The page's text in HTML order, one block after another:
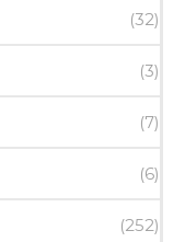
(32)
(3)
(7)
(6)
(252)